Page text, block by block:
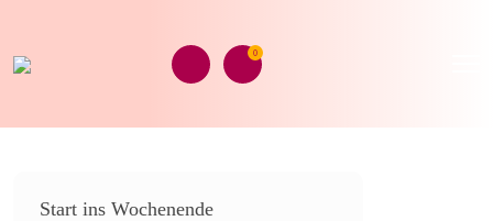
0
Start ins Wochenende